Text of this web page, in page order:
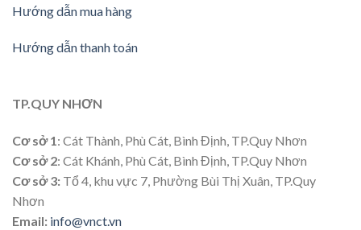
Hướng dẫn mua hàng
Hướng dẫn thanh toán
TP.QUY NHƠN
Cơ sở 1: Cát Thành, Phù Cát, Bình Định, TP.Quy Nhơn
Cơ sở 2: Cát Khánh, Phù Cát, Bình Định, TP.Quy Nhơn
Cơ sở 3: Tổ 4, khu vực 7, Phường Bùi Thị Xuân, TP.Quy
Nhơn
Email: info@vnct.vn